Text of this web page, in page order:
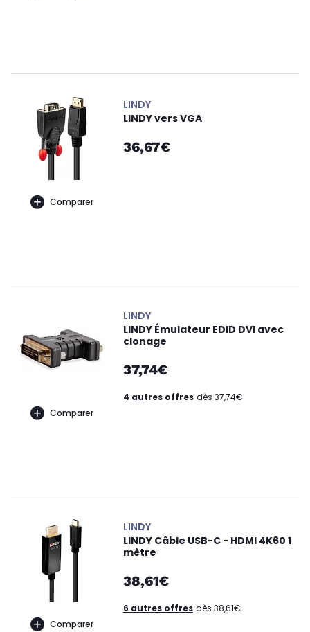
Comparer
LINDY
LINDY vers VGA
36,67€
Comparer
LINDY
LINDY Émulateur EDID DVI avec
clonage
37,74€
4 autres offres dès 37,74€
Comparer
LINDY
LINDY Câble USB-C - HDMI 4K60 1
mètre
38,61€
6 autres offres dès 38,61€